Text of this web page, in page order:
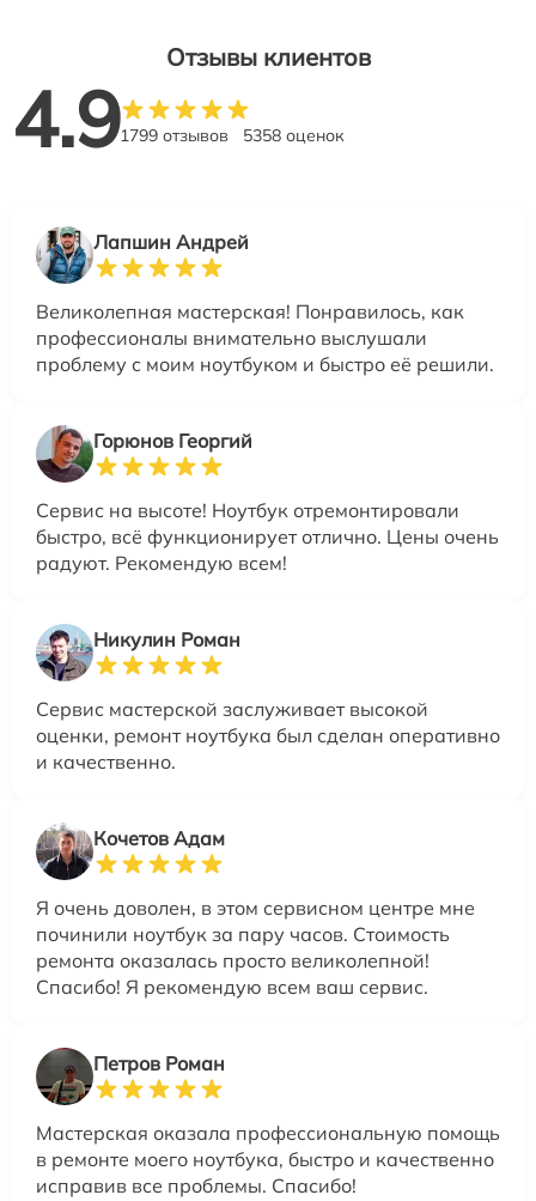
Отзывы клиентов
4.91799 отзывов 5358 оценок
Лапшин Андрей
Великолепная мастерская! Понравилось, как
профессионалы внимательно выслушали
проблему с моим ноутбуком и быстро её решили.
Горюнов Георгий
Сервис на высоте! Ноутбук отремонтировали
быстро, всё функционирует отлично. Цены очень
радуют. Рекомендую всем!
Никулин Роман
Сервис мастерской заслуживает высокой
оценки, ремонт ноутбука был сделан оперативно
и качественно.
Кочетов Адам
Я очень доволен, в этом сервисном центре мне
починили ноутбук за пару часов. Стоимость
ремонта оказалась просто великолепной!
Спасибо! Я рекомендую всем ваш сервис.
Петров Роман
Мастерская оказала профессиональную помощь
в ремонте моего ноутбука, быстро и качественно
исправив все проблемы. Спасибо!